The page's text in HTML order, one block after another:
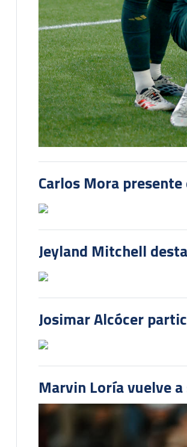
Carlos Mora
Jeyland Mitchell
Josimar Alcócer
Marvin Loría vuelve